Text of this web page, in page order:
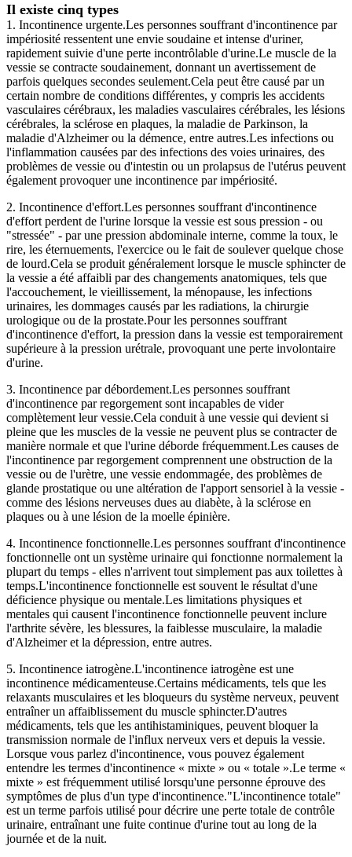
Il existe cinq types
1. Incontinence urgente.Les personnes souffrant d'incontinence par
impériosité ressentent une envie soudaine et intense d'uriner,
rapidement suivie d'une perte incontrôlable d'urine.Le muscle de la
vessie se contracte soudainement, donnant un avertissement de
parfois quelques secondes seulement.Cela peut être causé par un
certain nombre de conditions différentes, y compris les accidents
vasculaires cérébraux, les maladies vasculaires cérébrales, les lésions
cérébrales, la sclérose en plaques, la maladie de Parkinson, la
maladie d'Alzheimer ou la démence, entre autres.Les infections ou
l'inflammation causées par des infections des voies urinaires, des
problèmes de vessie ou d'intestin ou un prolapsus de l'utérus peuvent
également provoquer une incontinence par impériosité.
2. Incontinence d'effort.Les personnes souffrant d'incontinence
d'effort perdent de l'urine lorsque la vessie est sous pression - ou
"stressée" - par une pression abdominale interne, comme la toux, le
rire, les éternuements, l'exercice ou le fait de soulever quelque chose
de lourd.Cela se produit généralement lorsque le muscle sphincter de
la vessie a été affaibli par des changements anatomiques, tels que
l'accouchement, le vieillissement, la ménopause, les infections
urinaires, les dommages causés par les radiations, la chirurgie
urologique ou de la prostate.Pour les personnes souffrant
d'incontinence d'effort, la pression dans la vessie est temporairement
supérieure à la pression urétrale, provoquant une perte involontaire
d'urine.
3. Incontinence par débordement.Les personnes souffrant
d'incontinence par regorgement sont incapables de vider
complètement leur vessie.Cela conduit à une vessie qui devient si
pleine que les muscles de la vessie ne peuvent plus se contracter de
manière normale et que l'urine déborde fréquemment.Les causes de
l'incontinence par regorgement comprennent une obstruction de la
vessie ou de l'urètre, une vessie endommagée, des problèmes de
glande prostatique ou une altération de l'apport sensoriel à la vessie -
comme des lésions nerveuses dues au diabète, à la sclérose en
plaques ou à une lésion de la moelle épinière.
4. Incontinence fonctionnelle.Les personnes souffrant d'incontinence
fonctionnelle ont un système urinaire qui fonctionne normalement la
plupart du temps - elles n'arrivent tout simplement pas aux toilettes à
temps.L'incontinence fonctionnelle est souvent le résultat d'une
déficience physique ou mentale.Les limitations physiques et
mentales qui causent l'incontinence fonctionnelle peuvent inclure
l'arthrite sévère, les blessures, la faiblesse musculaire, la maladie
d'Alzheimer et la dépression, entre autres.
5. Incontinence iatrogène.L'incontinence iatrogène est une
incontinence médicamenteuse.Certains médicaments, tels que les
relaxants musculaires et les bloqueurs du système nerveux, peuvent
entraîner un affaiblissement du muscle sphincter.D'autres
médicaments, tels que les antihistaminiques, peuvent bloquer la
transmission normale de l'influx nerveux vers et depuis la vessie.
Lorsque vous parlez d'incontinence, vous pouvez également
entendre les termes d'incontinence « mixte » ou « totale ».Le terme «
mixte » est fréquemment utilisé lorsqu'une personne éprouve des
symptômes de plus d'un type d'incontinence."L'incontinence totale"
est un terme parfois utilisé pour décrire une perte totale de contrôle
urinaire, entraînant une fuite continue d'urine tout au long de la
journée et de la nuit.